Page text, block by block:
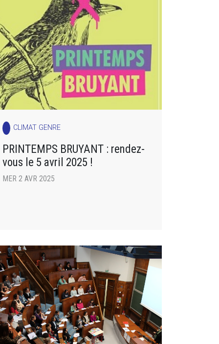
CLIMAT GENRE
PRINTEMPS BRUYANT : rendez-
vous le 5 avril 2025 !
MER 2 AVR 2025